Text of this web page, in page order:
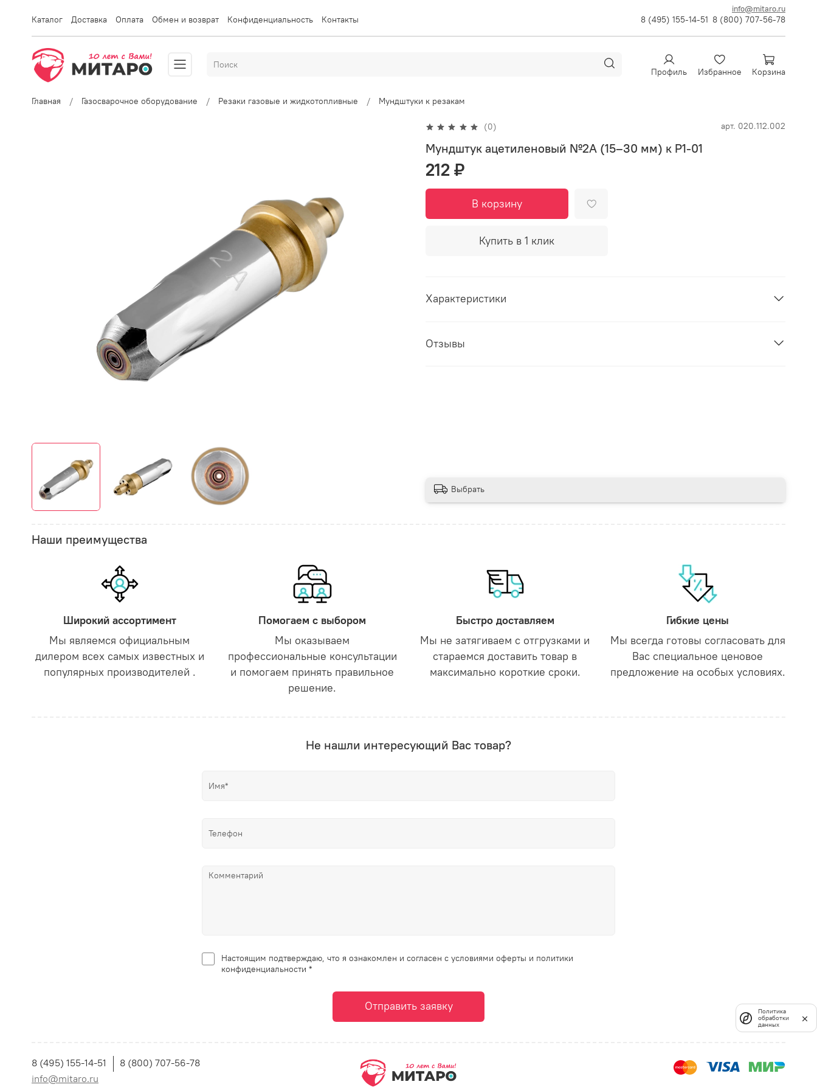
info@mitaro.ru
Каталог Доставка Оплата Обмен и возврат Конфиденциальность Контакты 8 (495) 155-14-51 8 (800) 707-56-78
Профиль Избранное Корзина
Главная Газосварочное оборудование Резаки газовые и жидкотопливные Мундштуки к резакам
(0) арт. 020.112.002
Мундштук ацетиленовый №2А (15–30 мм) к Р1-01
212 ₽
В корзину
Купить в 1 клик
Характеристики
Отзывы
Выбрать
Наши преимущества
Широкий ассортимент
Мы являемся официальным
дилером всех самых известных и
популярных производителей .
Помогаем с выбором
Мы оказываем
профессиональные консультации
и помогаем принять правильное
решение.
Быстро доставляем
Мы не затягиваем с отгрузками и
стараемся доставить товар в
максимально короткие сроки.
Гибкие цены
Мы всегда готовы согласовать для
Вас специальное ценовое
предложение на особых условиях.
Не нашли интересующий Вас товар?
Настоящим подтверждаю, что я ознакомлен и согласен с условиями оферты и политики
конфиденциальности *
Отправить заявку
8 (495) 155-14-51
8 (800) 707-56-78
info@mitaro.ru
Политика
обработки
данных